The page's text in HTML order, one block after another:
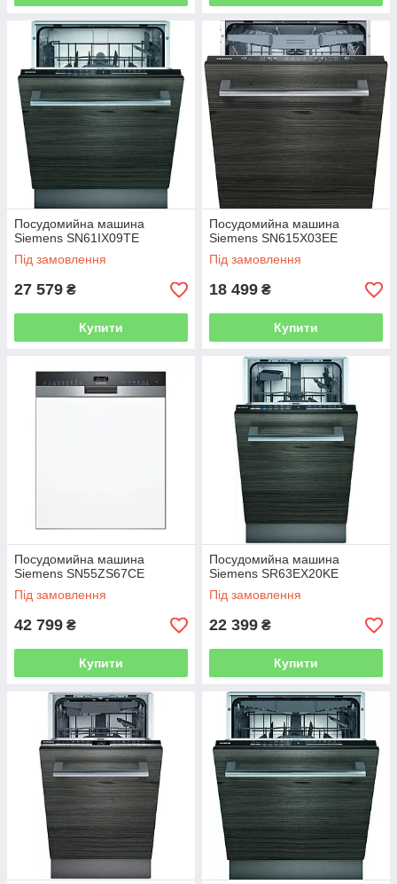
Посудомийна машина
Siemens SN61IX09TE
Під замовлення
27 579 ₴
Купити
Посудомийна машина
Siemens SN615X03EE
Під замовлення
18 499 ₴
Купити
Посудомийна машина
Siemens SN55ZS67CE
Під замовлення
42 799 ₴
Купити
Посудомийна машина
Siemens SR63EX20KE
Під замовлення
22 399 ₴
Купити